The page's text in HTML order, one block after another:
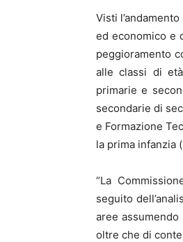
Visti
ed economico e
peggioramento
alle classi di
primarie e
secondarie di
e Formazione
la prima infanzia
“La
seguito
aree
oltre che di